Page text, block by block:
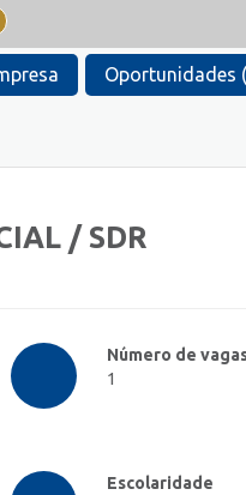
Oportunidades
/ SDR
Número de
1
Escolaridade